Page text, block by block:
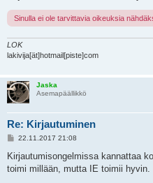
Sinulla ei ole tarvittavia oikeuksia
LOK
lakivija[ät]hotmail[piste]com
Jaska
Asemapäällikkö
Re: Kirjautuminen
V
e
s
t
22.11.2017 21:08
Kirjautumisongelmissa kannattaa
toimi millään, mutta IE toimii hyvin.